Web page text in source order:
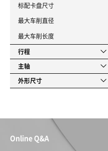
标配卡盘尺寸
最大车削直径
最大车削长度
行程
主轴
外形尺寸
Online Q&A